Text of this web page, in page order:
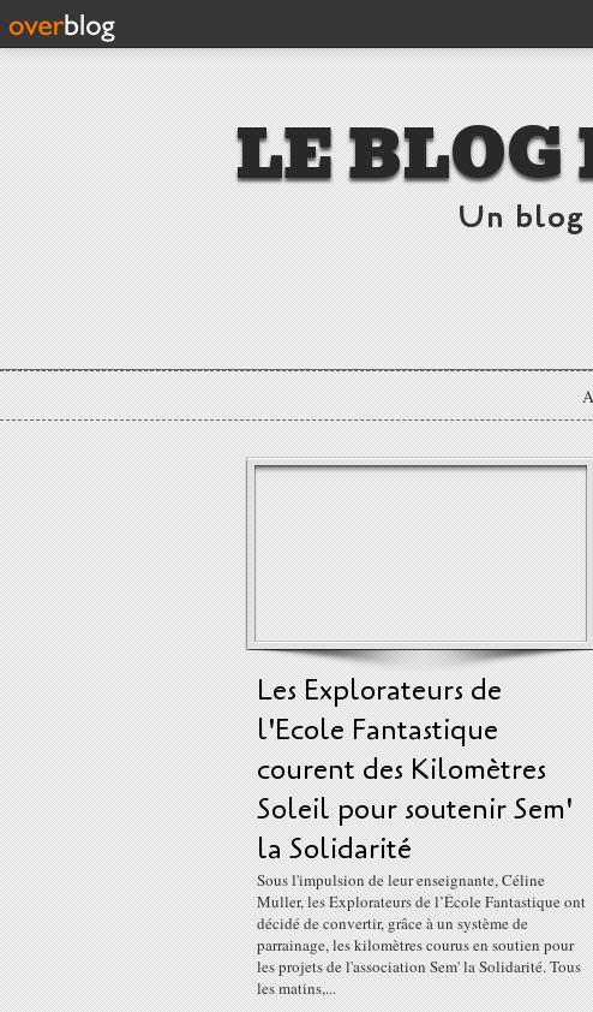
LE BLOG
Un blog
Les Explorateurs de
l'Ecole Fantastique
courent des Kilomètres
Soleil pour soutenir Sem'
la Solidarité
Sous l'impulsion de leur enseignante, Céline
Muller, les Explorateurs de l’École Fantastique ont
décidé de convertir, grâce à un système de
parrainage, les kilomètres courus en soutien pour
les projets de l'association Sem' la Solidarité. Tous
les matins,...